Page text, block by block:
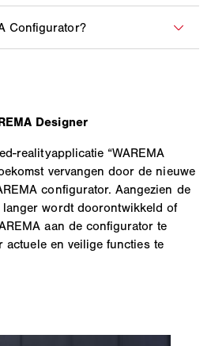
tevreden bent, heeft u de
offerte van een speciaalzaak
Designer
realityapplicatie “WAREMA
vervangen door de nieuwe
configurator. Aangezien de
langer wordt doorontwikkeld of
aan de configurator te
en veilige functies te